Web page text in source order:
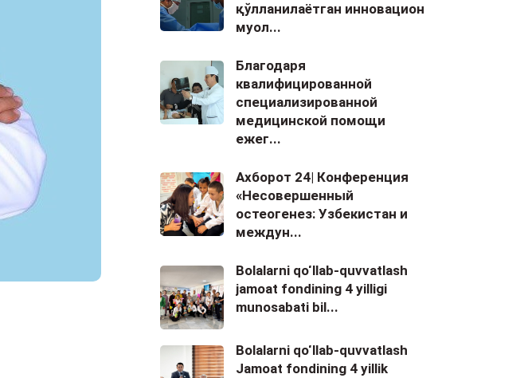
қўлланилаётган инновацион
муол...
Благодаря
квалифицированной
специализированной
медицинской помощи
ежег...
Ахборот 24| Конференция
«Несовершенный
остеогенез: Узбекистан и
междун...
Bolalarni qo‘llab-quvvatlash
jamoat fondining 4 yilligi
munosabati bil...
Bolalarni qo‘llab-quvvatlash
Jamoat fondining 4 yillik